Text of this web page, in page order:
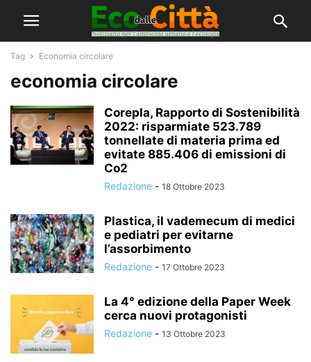
Tag Economia circolare
economia circolare
Corepla, Rapporto di Sostenibilità
2022: risparmiate 523.789
tonnellate di materia prima ed
evitate 885.406 di emissioni di
Co2
Redazione - 18 Ottobre 2023
Plastica, il vademecum di medici
e pediatri per evitarne
l’assorbimento
Redazione - 17 Ottobre 2023
La 4° edizione della Paper Week
cerca nuovi protagonisti
Redazione - 13 Ottobre 2023